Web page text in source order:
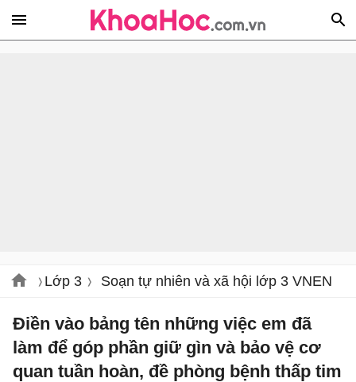
Lớp 3 Soạn tự nhiên và xã hội lớp 3 VNEN
Điền vào bảng tên những việc em đã
làm để góp phần giữ gìn và bảo vệ cơ
quan tuần hoàn, đề phòng bệnh thấp tim